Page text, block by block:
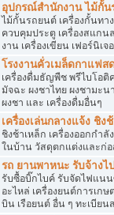
อุปกรณ์สำนักงาน ไม้กั้น
ไม้กั้นรถยนต์ เครื่องกั้นท
ควบคุมประตู เครื่องสแก
งาน เครื่องเขียน เฟอร์นิเ
โรงงานคั่วเมล็ดกาแฟส
เครื่องดื่มธัญพืช พรีไบโอติ
มัจฉะ ผงชาไทย ผงชามะ
ผงชา และ เครื่องดื่มอื่นๆ
เครื่องเล่นกลางแจ้ง ชิง
ชิงช้าเหล็ก เครื่องออกกำลั
ในบ้าน วัสดุตกแต่งและก่อ
รถ ยานพาหนะ รับจ้าง
รับซื้อบิ๊กไบค์ รับจัดไฟแน
อะไหล่ เครื่องยนต์การเก
บิน เรือยนต์ อื่น ๆ ทะเบีย